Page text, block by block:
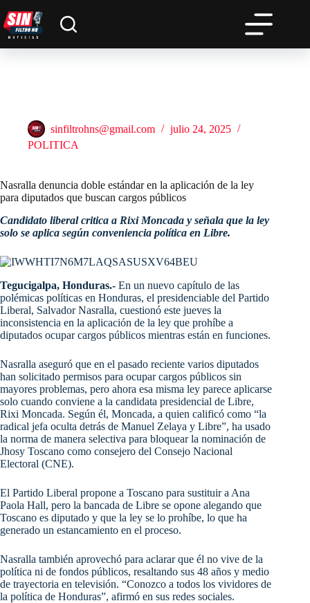
al
contenido
sinfiltrohns@gmail.com
julio 24, 2025
POLITICA
Nasralla denuncia doble estándar en la aplicación de la ley
para diputados que buscan cargos públicos
Candidato liberal critica a Rixi Moncada y señala que la ley
solo se aplica según conveniencia política en Libre.
Tegucigalpa, Honduras.- En un nuevo capítulo de las
polémicas políticas en Honduras, el presidenciable del Partido
Liberal, Salvador Nasralla, cuestionó este jueves la
inconsistencia en la aplicación de la ley que prohíbe a
diputados ocupar cargos públicos mientras están en funciones.
Nasralla aseguró que en el pasado reciente varios diputados
han solicitado permisos para ocupar cargos públicos sin
mayores problemas, pero ahora esa misma ley parece aplicarse
solo cuando conviene a la candidata presidencial de Libre,
Rixi Moncada. Según él, Moncada, a quien calificó como “la
radical jefa oculta detrás de Manuel Zelaya y Libre”, ha usado
la norma de manera selectiva para bloquear la nominación de
Jhosy Toscano como consejero del Consejo Nacional
Electoral (CNE).
El Partido Liberal propone a Toscano para sustituir a Ana
Paola Hall, pero la bancada de Libre se opone alegando que
Toscano es diputado y que la ley se lo prohíbe, lo que ha
generado un estancamiento en el proceso.
Nasralla también aprovechó para aclarar que él no vive de la
política ni de fondos públicos, resaltando sus 48 años y medio
de trayectoria en televisión. “Conozco a todos los vividores de
la política de Honduras”, afirmó en sus redes sociales.